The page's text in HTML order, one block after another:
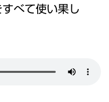
すべて使い果し